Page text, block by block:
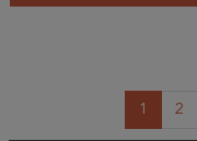
1 2